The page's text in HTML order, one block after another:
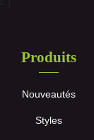
Produits
Nouveautés
Styles